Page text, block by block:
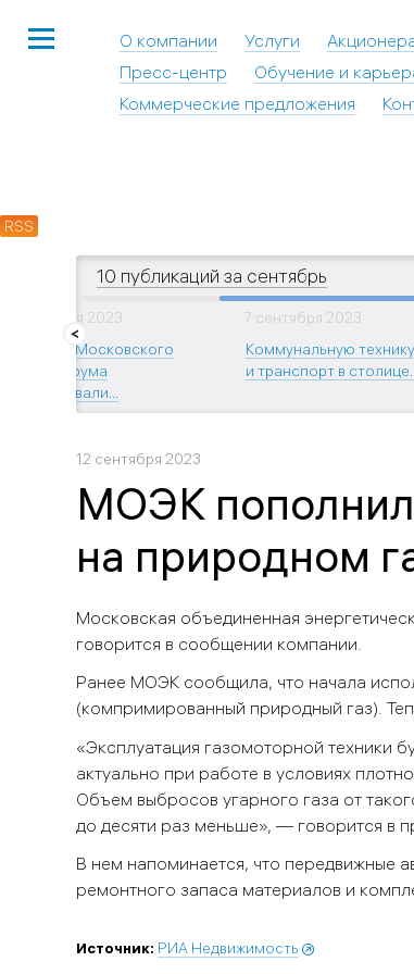
О компании Услуги
Пресс-центр
Обучение и
Коммерческие предложения
RSS
10 публикаций за сентябрь
7 сентября 2023
В рамках Московского
урбанфорума
презентовали...
7 сентября 2023
Коммунальную технику
и транспорт в столице...
12 сентября 2023
МОЭК
на природном
Московская объединенная
говорится в сообщении компании.
Ранее МОЭК сообщила, что начала
(компримированный природный газ).
«Эксплуатация газомоторной техники
актуально при работе в условиях
Объем выбросов угарного газа от
до десяти раз меньше», — говорится в
В нем напоминается, что передвижные
ремонтного запаса материалов и
Источник: РИА Недвижимость